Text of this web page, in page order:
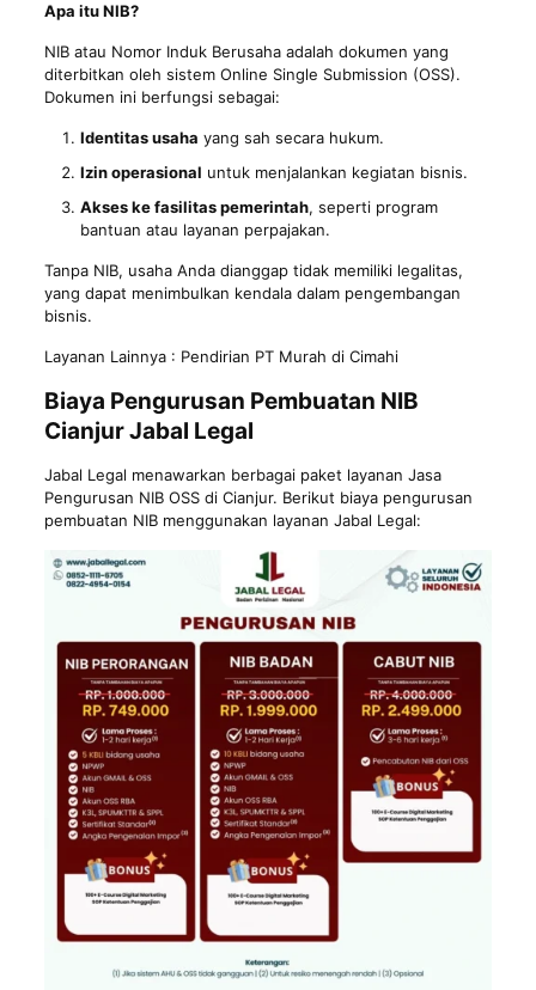
Apa itu NIB?
NIBatau Nomor Induk Berusaha adalah dokumen yang
diterbitkan oleh sistem Online Single Submission (OSS).
Dokumen ini berfungsi sebagai:
Identitas usaha yang sah secara hukum.
Izin operasional untuk menjalankan kegiatan bisnis.
Akses ke fasilitas pemerintah, seperti program
bantuan atau layanan perpajakan.
Tanpa NIB, usaha Anda dianggap tidak memiliki legalitas,
yang dapat menimbulkan kendala dalam pengembangan
bisnis.
Layanan Lainnya : Pendirian PT Murah di Cimahi
Biaya Pengurusan Pembuatan NIB
Cianjur Jabal Legal
Jabal Legal menawarkan berbagai paket layanan Jasa
Pengurusan NIB OSS di Cianjur. Berikut biaya pengurusan
pembuatan NIB menggunakan layanan Jabal Legal: